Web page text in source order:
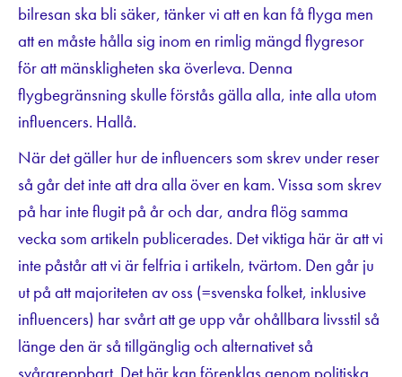
bilresan ska bli säker, tänker vi att en kan få flyga men
att en måste hålla sig inom en rimlig mängd flygresor
för att mänskligheten ska överleva. Denna
flygbegränsning skulle förstås gälla alla, inte alla utom
influencers. Hallå.
När det gäller hur de influencers som skrev under reser
så går det inte att dra alla över en kam. Vissa som skrev
på har inte flugit på år och dar, andra flög samma
vecka som artikeln publicerades. Det viktiga här är att vi
inte påstår att vi är felfria i artikeln, tvärtom. Den går ju
ut på att majoriteten av oss (=svenska folket, inklusive
influencers) har svårt att ge upp vår ohållbara livsstil så
länge den är så tillgänglig och alternativet så